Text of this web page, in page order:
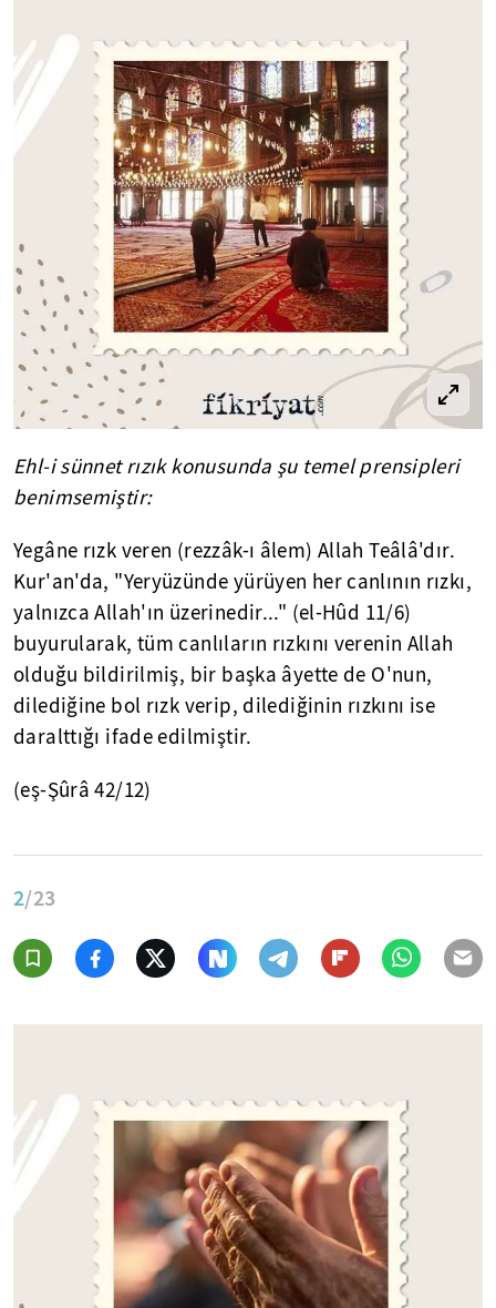
Ehl-i sünnet rızık konusunda şu temel prensipleri
benimsemiştir:
Yegâne rızk veren (rezzâk-ı âlem) Allah Teâlâ'dır.
Kur'an'da, "Yeryüzünde yürüyen her canlının rızkı,
yalnızca Allah'ın üzerinedir..." (el-Hûd 11/6)
buyurularak, tüm canlıların rızkını verenin Allah
olduğu bildirilmiş, bir başka âyette de O'nun,
dilediğine bol rızk verip, dilediğinin rızkını ise
daralttığı ifade edilmiştir.
(eş-Şûrâ 42/12)
2/23